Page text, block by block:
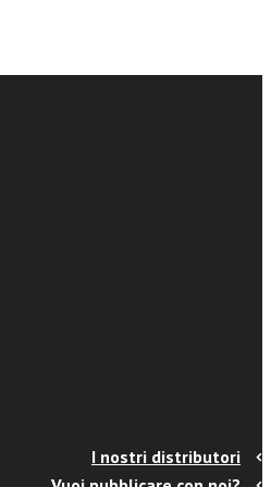
I nostri distributori